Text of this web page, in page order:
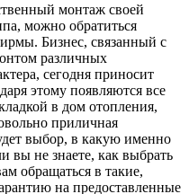
монтаж своей
можно обратиться
Бизнес, связанный с
различных
сегодня приносит
этому появляются все
в дом отопления,
приличная
выбор, в какую именно
вы не знаете, как выбрать
обращаться в такие,
на предоставленные